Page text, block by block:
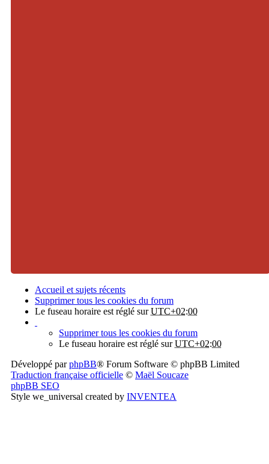
Accueil et sujets récents
Supprimer tous les cookies du forum
Le fuseau horaire est réglé surUTC+02:00
Supprimer tous les cookies du forum
Le fuseau horaire est réglé surUTC+02:00
Développé parphpBB® Forum Software © phpBB Limited
Traduction française officielle © Maël Soucaze
phpBB SEO
Style we_universal created by INVENTEA